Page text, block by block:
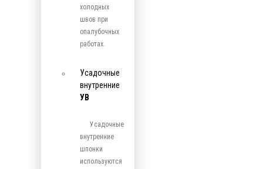
холодных
швов при
опалубочных
работах.
Усадочные
внутренние
УВ
Усадочные
внутренние
шпонки
используются